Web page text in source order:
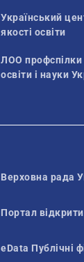
Український
якості освіти
ЛОО профспілки
освіти і науки
Верховна рада
Портал
eData Публічні